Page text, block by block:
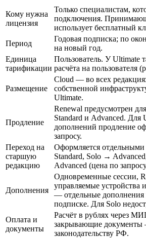
Кому нужна
лицензия
Только специалистам,
подключения.
использует бесплатный
Период
Годовая подписка; по
на новый год.
Единица
тарификации
Пользователь. У Ultimate
расчёта на пользователя
Размещение
Cloud — во всех
собственной
Ultimate.
Продление
Renewal предусмотрен
Standard и Advanced. Для
дополнений продление
запросу.
Переход на
старшую
редакцию
Оформляется
Standard, Solo →
Advanced (цена по
Дополнения
Одновременные сессии,
управляемые устройства
— отдельные дополнения
подписке. Для Solo
Оплата и
документы
Расчёт в рублях через
закрывающие
законодательству РФ.